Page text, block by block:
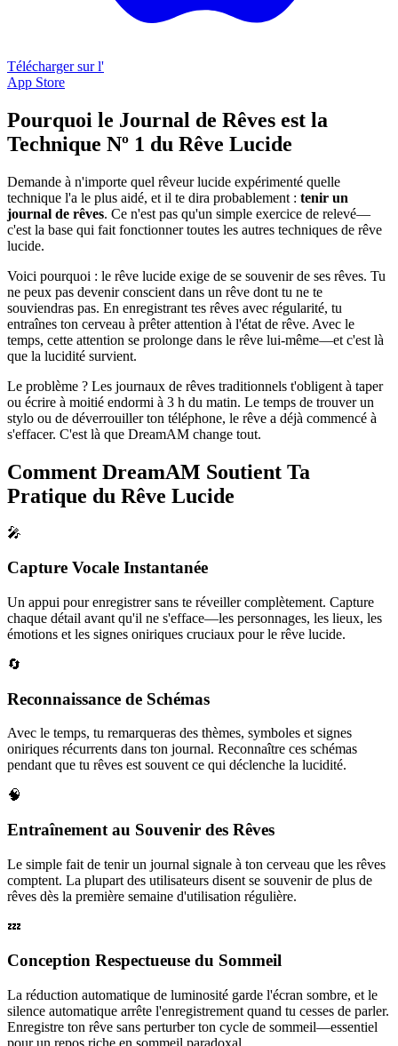
Télécharger sur l'
App Store
Pourquoi le Journal de Rêves est la
Technique Nº 1 du Rêve Lucide
Demande à n'importe quel rêveur lucide expérimenté quelle
technique l'a le plus aidé, et il te dira probablement : tenir un
journal de rêves. Ce n'est pas qu'un simple exercice de relevé—
c'est la base qui fait fonctionner toutes les autres techniques de rêve
lucide.
Voici pourquoi : le rêve lucide exige de se souvenir de ses rêves. Tu
ne peux pas devenir conscient dans un rêve dont tu ne te
souviendras pas. En enregistrant tes rêves avec régularité, tu
entraînes ton cerveau à prêter attention à l'état de rêve. Avec le
temps, cette attention se prolonge dans le rêve lui-même—et c'est là
que la lucidité survient.
Le problème ? Les journaux de rêves traditionnels t'obligent à taper
ou écrire à moitié endormi à 3 h du matin. Le temps de trouver un
stylo ou de déverrouiller ton téléphone, le rêve a déjà commencé à
s'effacer. C'est là que DreamAM change tout.
Comment DreamAM Soutient Ta
Pratique du Rêve Lucide
🎤
Capture Vocale Instantanée
Un appui pour enregistrer sans te réveiller complètement. Capture
chaque détail avant qu'il ne s'efface—les personnages, les lieux, les
émotions et les signes oniriques cruciaux pour le rêve lucide.
🔄
Reconnaissance de Schémas
Avec le temps, tu remarqueras des thèmes, symboles et signes
oniriques récurrents dans ton journal. Reconnaître ces schémas
pendant que tu rêves est souvent ce qui déclenche la lucidité.
🧠
Entraînement au Souvenir des Rêves
Le simple fait de tenir un journal signale à ton cerveau que les rêves
comptent. La plupart des utilisateurs disent se souvenir de plus de
rêves dès la première semaine d'utilisation régulière.
💤
Conception Respectueuse du Sommeil
La réduction automatique de luminosité garde l'écran sombre, et le
silence automatique arrête l'enregistrement quand tu cesses de parler.
Enregistre ton rêve sans perturber ton cycle de sommeil—essentiel